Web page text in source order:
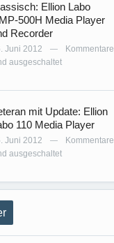
Ellion Labo
500H Media Player
Recorder
Juni 2012 —
Kommentare
ausgeschaltet
mit Update: Ellion
110 Media Player
Juni 2012 —
Kommentare
ausgeschaltet